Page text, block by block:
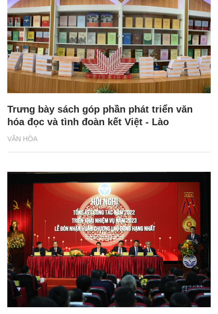
VĂN HÓA
Trưng bày sách góp phần phát triển văn
hóa đọc và tình đoàn kết Việt - Lào